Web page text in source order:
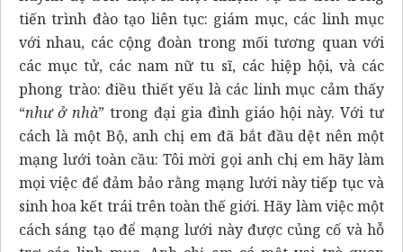
tiến trình đào tạo liên tục: giám mục, các linh mục
với nhau, các cộng đoàn trong mối tương quan với
các mục tử, các nam nữ tu sĩ, các hiệp hội, và các
phong trào: điều thiết yếu là các linh mục cảm thấy
“như ở nhà” trong đại gia đình giáo hội này. Với tư
cách là một Bộ, anh chị em đã bắt đầu dệt nên một
mạng lưới toàn cầu: Tôi mời gọi anh chị em hãy làm
mọi việc để đảm bảo rằng mạng lưới này tiếp tục và
sinh hoa kết trái trên toàn thế giới. Hãy làm việc một
cách sáng tạo để mạng lưới này được củng cố và hỗ